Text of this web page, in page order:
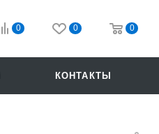
0 0 0
КОНТАКТЫ